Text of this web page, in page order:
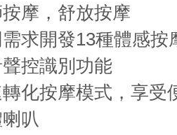
按摩，舒放按摩
求開發13種體感按
聲控識別功能
化按摩模式，享受
叭